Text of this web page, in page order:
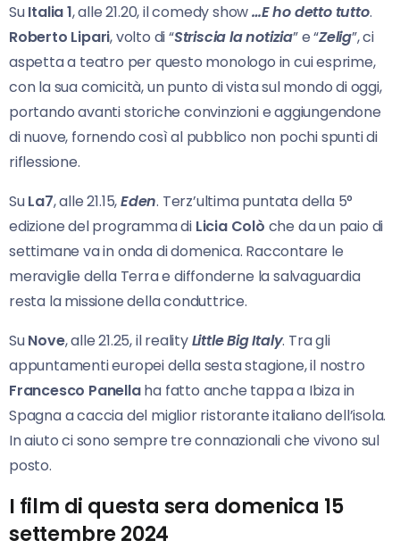
SuItalia 1, alle 21.20, il comedy show…E ho detto tutto.
Roberto Lipari, volto di “Striscia la notizia” e “Zelig”, ci
aspetta a teatro per questo monologo in cui esprime,
con la sua comicità, un punto di vista sul mondo di oggi,
portando avanti storiche convinzioni e aggiungendone
di nuove, fornendo così al pubblico non pochi spunti di
riflessione.
SuLa7, alle 21.15,Eden. Terz’ultima puntata della 5°
edizione del programma di Licia Colò che da un paio di
settimane va in onda di domenica. Raccontare le
meraviglie della Terra e diffonderne la salvaguardia
resta la missione della conduttrice.
SuNove, alle 21.25, il realityLittle Big Italy. Tra gli
appuntamenti europei della sesta stagione, il nostro
Francesco Panellaha fatto anche tappa a Ibiza in
Spagna a caccia del miglior ristorante italiano dell’isola.
In aiuto ci sono sempre tre connazionali che vivono sul
posto.
I film di questa sera domenica 15
settembre 2024